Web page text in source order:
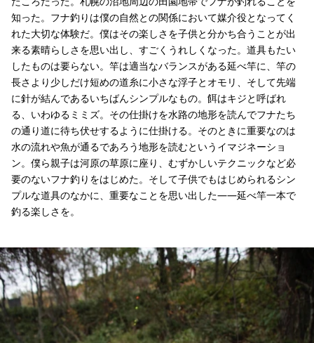
知った。フナ釣りは僕の自然との関係において媒介役となってく
れた大切な体験だ。僕はその楽しさを子供と分かち合うことが出
来る素晴らしさを思い出し、すごくうれしくなった。道具もたい
したものは要らない。竿は適当なバランスがある延べ竿に、竿の
長さより少しだけ短めの道糸に小さな浮子とオモリ、そして先端
に針が結んであるいちばんシンプルなもの。餌はキジと呼ばれ
る、いわゆるミミズ。その仕掛けを水路の地形を読んでフナたち
の通り道に待ち伏せするように仕掛ける。そのときに重要なのは
水の流れや魚が通るであろう地形を読むというイマジネーショ
ン。僕ら親子は河原の草原に座り、むずかしいテクニックなど必
要のないフナ釣りをはじめた。そして子供でもはじめられるシン
プルな道具のなかに、重要なことを思い出した――延べ竿一本で
釣る楽しさを。